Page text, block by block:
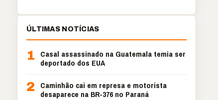
ÚLTIMAS NOTÍCIAS
1
Casal assassinado na Guatemala temia ser
deportado dos EUA
2
Caminhão cai em represa e motorista
desaparece na BR-376 no Paraná